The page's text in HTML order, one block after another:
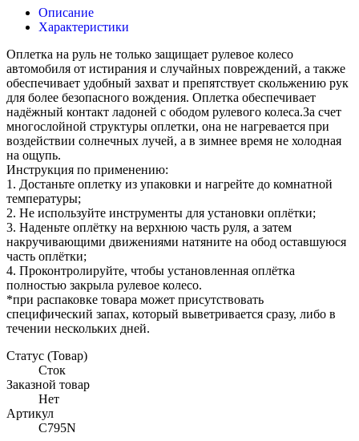
Описание
Характеристики
Оплетка на руль не только защищает рулевое колесо
автомобиля от истирания и случайных повреждений, а также
обеспечивает удобный захват и препятствует скольжению рук
для более безопасного вождения. Оплетка обеспечивает
надёжный контакт ладоней с ободом рулевого колеса.За счет
многослойной структуры оплетки, она не нагревается при
воздействии солнечных лучей, а в зимнее время не холодная
на ощупь.
Инструкция по применению:
1. Достаньте оплетку из упаковки и нагрейте до комнатной
температуры;
2. Не используйте инструменты для установки оплётки;
3. Наденьте оплётку на верхнюю часть руля, а затем
накручивающими движениями натяните на обод оставшуюся
часть оплётки;
4. Проконтролируйте, чтобы установленная оплётка
полностью закрыла рулевое колесо.
*при распаковке товара может присутствовать
специфический запах, который выветривается сразу, либо в
течении нескольких дней.
Статус (Товар)
Сток
Заказной товар
Нет
Артикул
С795N